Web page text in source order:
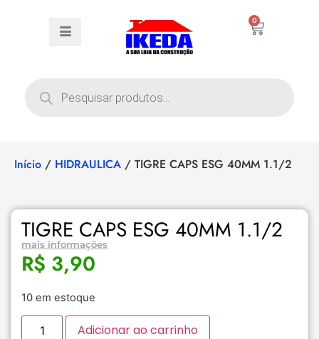
0
Início / HIDRAULICA / TIGRE CAPS ESG 40MM 1.1/2
TIGRE CAPS ESG 40MM 1.1/2
mais informações
R$ 3,90
10 em estoque
Adicionar ao carrinho